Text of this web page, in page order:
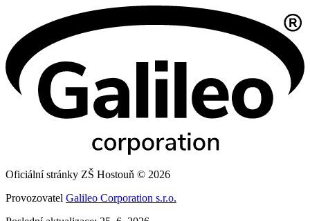
Oficiální stránky ZŠ Hostouň © 2026
Provozovatel Galileo Corporation s.r.o.